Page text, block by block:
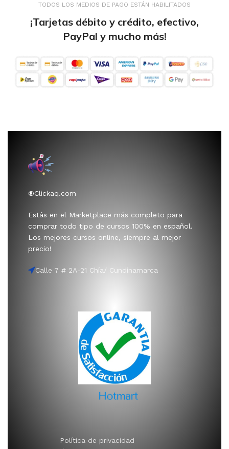
TODOS LOS MEDIOS DE PAGO ESTÁN HABILITADOS
¡Tarjetas débito y crédito, efectivo,
PayPal y mucho más!
®Clickaq.com
Estás en el Marketplace más completo para
comprar todo tipo de cursos 100% en español.
Los mejores cursos online, siempre al mejor
precio!
Calle 7 # 2A-21 Chía/ Cundinamarca
Política de privacidad